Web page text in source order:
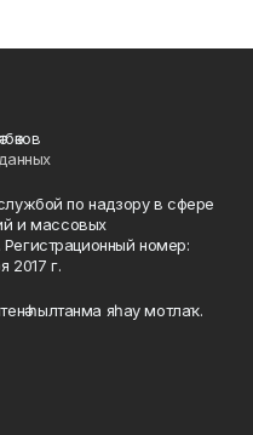
по надзору в сфере
и массовых
номер:
2017 г.
һылтанма яһау мотлаҡ.